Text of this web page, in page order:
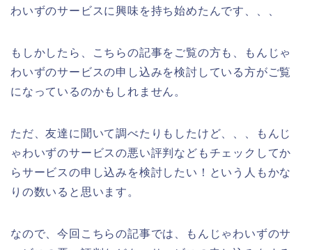
わいずのサービスに興味を持ち始めたんです、、、
もしかしたら、こちらの記事をご覧の方も、もんじゃ
わいずのサービスの申し込みを検討している方がご覧
になっているのかもしれません。
ただ、友達に聞いて調べたりもしたけど、、、もんじ
ゃわいずのサービスの悪い評判などもチェックしてか
らサービスの申し込みを検討したい！という人もかな
りの数いると思います。
なので、今回こちらの記事では、もんじゃわいずのサ